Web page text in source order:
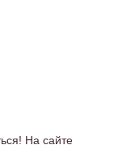
На сайте